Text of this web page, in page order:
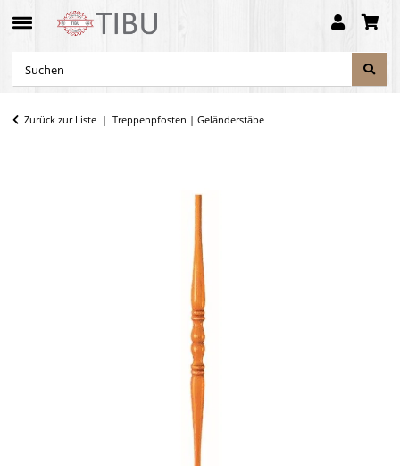
Zurück zur Liste Treppenpfosten | Geländerstäbe